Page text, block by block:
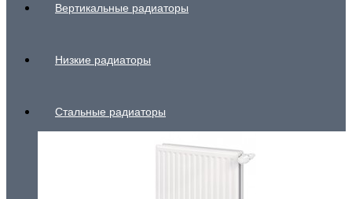
Вертикальные радиаторы
Низкие радиаторы
Стальные радиаторы